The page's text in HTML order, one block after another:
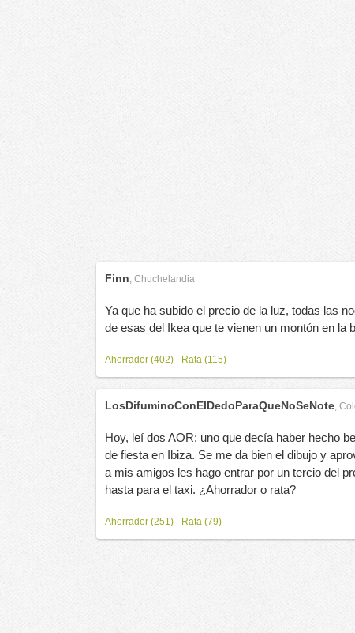
Finn Chuchelandia
Ya que ha subido el precio de la luz, todas las
de esas del Ikea que te vienen un montón en la
Ahorrador (402) - Rata (115)
LosDifuminoConElDedoParaQueNoSeNote
Hoy, leí dos AOR; uno que decía haber hecho
de fiesta en Ibiza. Se me da bien el dibujo y
a mis amigos les hago entrar por un tercio del
hasta para el taxi. ¿Ahorrador o rata?
Ahorrador (251) - Rata (79)